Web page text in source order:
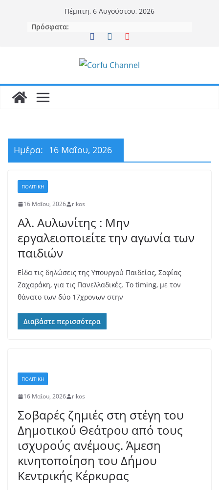
περιεχόμενο
Πέμπτη, 6 Αυγούστου, 2026
Πρόσφατα:
Ημέρα: 16 Μαΐου, 2026
ΠΟΛΙΤΙΚΗ
16 Μαΐου, 2026 rikos
Αλ. Αυλωνίτης : Μην
εργαλειοποιείτε την αγωνία των
παιδιών
Είδα τις δηλώσεις της Υπουργού Παιδείας, Σοφίας
Ζαχαράκη, για τις Πανελλαδικές. Το timing, με τον
θάνατο των δύο 17χρονων στην
Διαβάστε περισσότερα
ΠΟΛΙΤΙΚΗ
16 Μαΐου, 2026 rikos
Σοβαρές ζημιές στη στέγη του
Δημοτικού Θεάτρου από τους
ισχυρούς ανέμους. Άμεση
κινητοποίηση του Δήμου
Κεντρικής Κέρκυρας